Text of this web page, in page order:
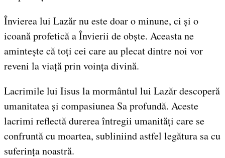
Învierea lui Lazăr nu este doar o minune, ci și o
icoană profetică a Învierii de obște. Aceasta ne
amintește că toți cei care au plecat dintre noi vor
reveni la viață prin voința divină.
Lacrimile lui Iisus la mormântul lui Lazăr descoperă
umanitatea și compasiunea Sa profundă. Aceste
lacrimi reflectă durerea întregii umanități care se
confruntă cu moartea, subliniind astfel legătura sa cu
suferința noastră.